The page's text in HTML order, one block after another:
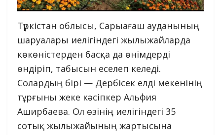
Түркістан облысы, Сарыағаш ауданының
шаруалары иелігіндегі жылыжайларда
көкөністерден басқа да өнімдерді
өндіріп, табысын еселеп келеді.
Солардың бірі — Дербісек елді мекенінің
тұрғыны жеке кәсіпкер Альфия
Аширбаева. Ол өзінің иелігіндегі 35
сотық жылыжайының жартысына